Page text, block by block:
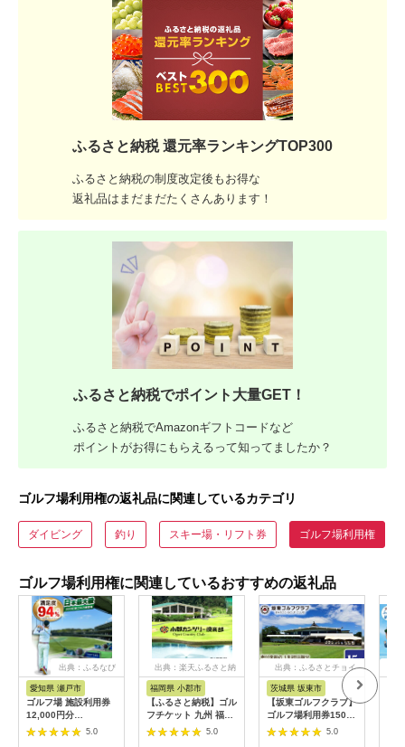
ふるさと納税 還元率ランキングTOP300
ふるさと納税の制度改定後もお得な
返礼品はまだまだたくさんあります！
ふるさと納税でポイント大量GET！
ふるさと納税でAmazonギフトコードなど
ポイントがお得にもらえるって知ってましたか？
ゴルフ場利用権の返礼品に関連しているカテゴリ
ダイビング 釣り スキー場・リフト券 ゴルフ場利用権
ゴルフ場利用権に関連しているおすすめの返礼品
出典：ふるなび
愛知県 瀬戸市
ゴルフ場 施設利用券
12,000円分
[BBEC002]ゴルフ倶
楽部大樹 瀬戸店
5.0
出典：楽天ふるさと納
福岡県 小郡市
【ふるさと納税】ゴル
フチケット 九州 福岡
小郡カンツリー倶楽部
ギフト券 9枚 9000円
5.0
出典：ふるさとチョイ
茨城県 坂東市
【坂東ゴルフクラブ】
ゴルフ場利用券15000
円分（寄付金額の3割
相当額分） ／ ゴルフ
5.0